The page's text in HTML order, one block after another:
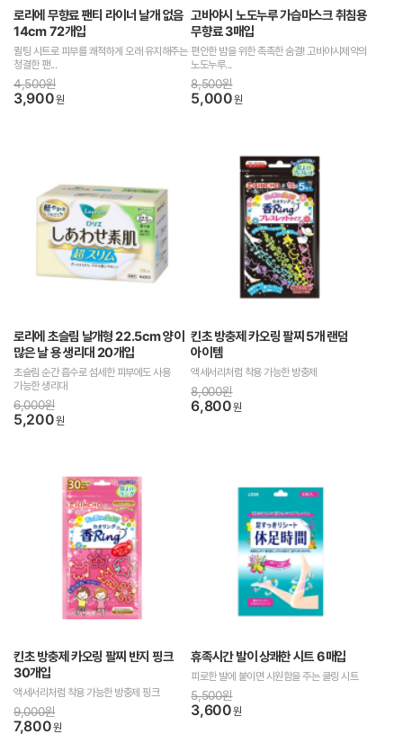
로리에 무향료 팬티 라이너 날개 없음
14cm 72개입
퀼팅 시트로 피부를 쾌적하게 오래 유지해주는
청결한 팬...
4,500원
3,900원
고바야시 노도누루 가습마스크 취침용
무향료 3매입
편안한 밤을 위한 촉촉한 숨결! 고바야시제약의
노도누루...
8,500원
5,000원
로리에 초슬림 날개형 22.5cm 양이
많은 날 용 생리대 20개입
초슬림 순간 흡수로 섬세한 피부에도 사용
가능한 생리대
6,000원
5,200원
킨초 방충제 카오링 팔찌 5개 랜덤
아이템
액세서리처럼 착용 가능한 방충제
8,000원
6,800원
킨초 방충제 카오링 팔찌 반지 핑크
30개입
액세서리처럼 착용 가능한 방충제 핑크
9,000원
7,800원
휴족시간 발이 상쾌한 시트 6매입
피로한 발에 붙이면 시원함을 주는 쿨링 시트
5,500원
3,600원